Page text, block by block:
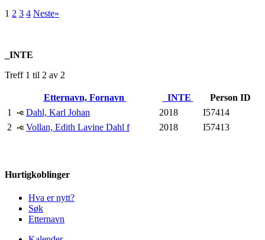
1 2 3 4 Neste»
_INTE
Treff 1 til 2 av 2
Etternavn, Fornavn _INTE
Person ID
1
Dahl, Karl Johan 2018
I57414
2
Vollan, Edith Lavine Dahl f 2018 I57413
Hurtigkoblinger
Hva er nytt?
Søk
Etternavn